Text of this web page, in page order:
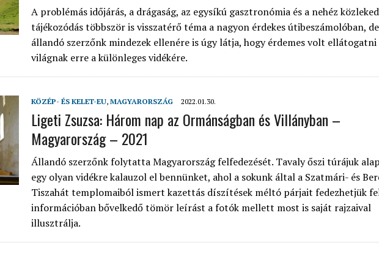
A problémás időjárás, a drágaság, az egysíkú gasztronómia és a nehéz
tájékozódás többször is visszatérő téma a nagyon érdekes útibeszámolóban, de
állandó szerzőnk mindezek ellenére is úgy látja, hogy érdemes volt ellátogatni
világnak erre a különleges vidékére.
KÖZÉP- ÉS KELET-EU, MAGYARORSZÁG 2022.01.30.
Ligeti Zsuzsa: Három nap az Ormánságban és Villányban –
Magyarország – 2021
Állandó szerzőnk folytatta Magyarország felfedezését. Tavaly őszi túrájuk
egy olyan vidékre kalauzol el bennünket, ahol a sokunk által a Szatmári- és
Tiszahát templomaiból ismert kazettás díszítések méltó párjait fedezhetjük
információban bővelkedő tömör leírást a fotók mellett most is saját rajzaival
illusztrálja.